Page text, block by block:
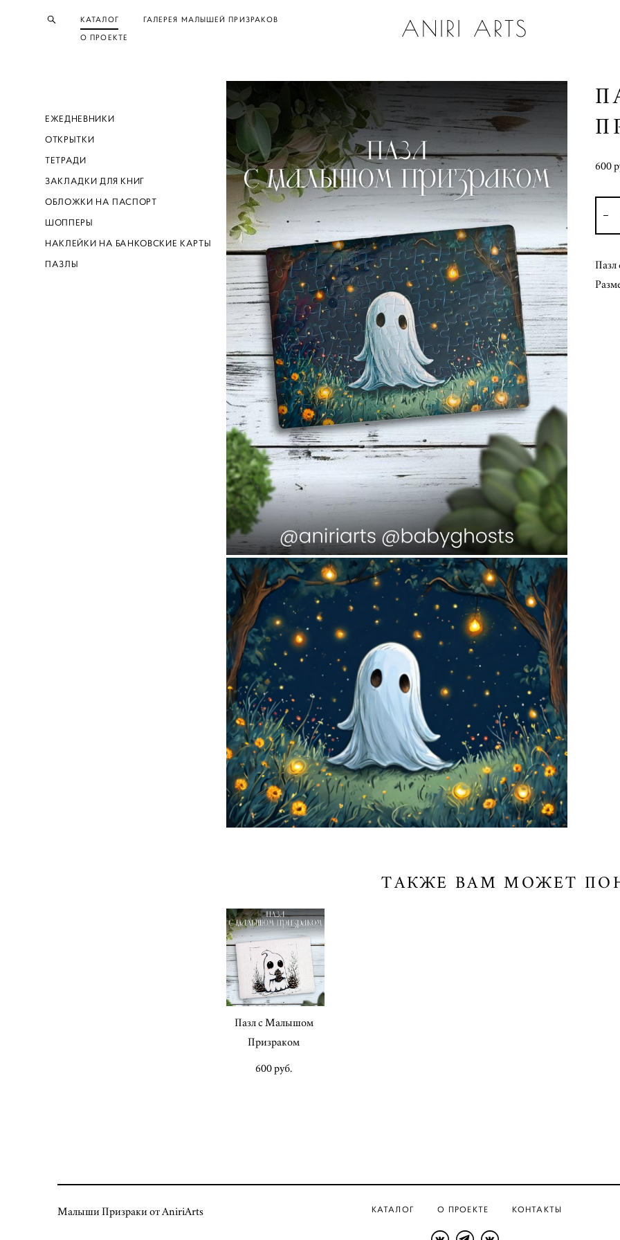
КАТАЛОГ
ГАЛЕРЕЯ МАЛЫШЕЙ ПРИЗРАКОВ
О ПРОЕКТЕ
ANIRI ARTS
ЕЖЕДНЕВНИКИ
ОТКРЫТКИ
ТЕТРАДИ
ЗАКЛАДКИ ДЛЯ КНИГ
ОБЛОЖКИ НА ПАСПОРТ
ШОППЕРЫ
НАКЛЕЙКИ НА БАНКОВСКИЕ КАРТЫ
ПАЗЛЫ
600
Пазл
ТАКЖЕ ВАМ МОЖЕТ
Пазл с Малышом
Призраком
600 pуб.
Малыши Призраки от AniriArts КАТАЛОГ О ПРОЕКТЕ КОНТАКТЫ